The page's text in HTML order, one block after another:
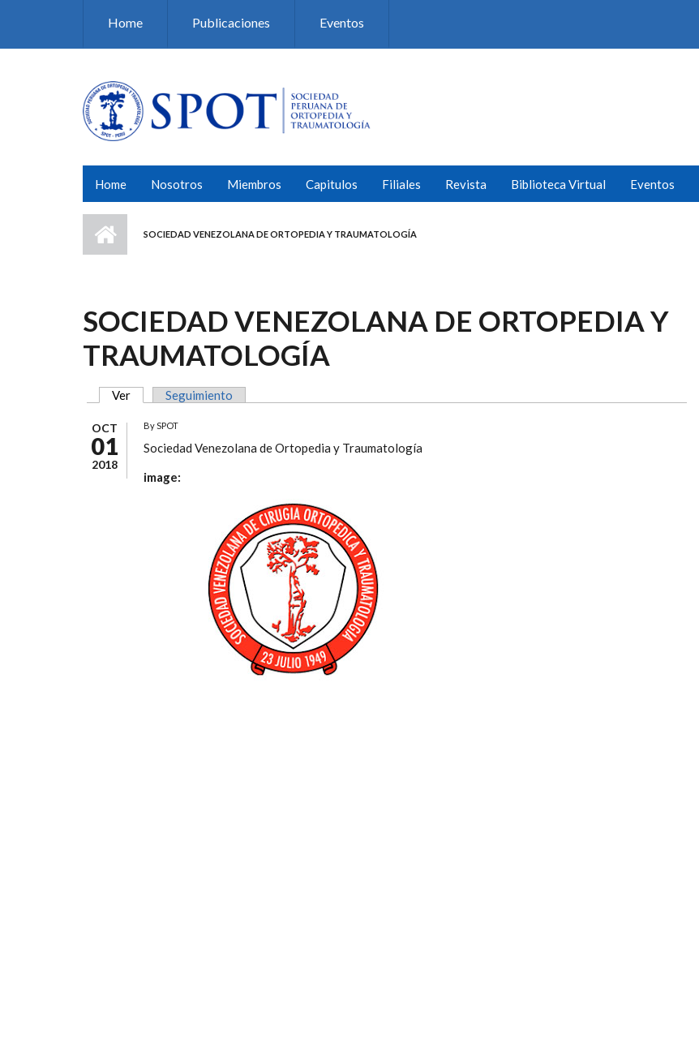
Home Publicaciones Eventos
Home Nosotros Miembros Capitulos Filiales Revista Biblioteca Virtual Eventos
SOCIEDAD VENEZOLANA DE ORTOPEDIA Y TRAUMATOLOGÍA
SOCIEDAD VENEZOLANA DE ORTOPEDIA Y
TRAUMATOLOGÍA
SOLAPAS PRINCIPALES
Ver (solapa activa)
Seguimiento
OCT
01
2018
BySPOT
Sociedad Venezolana de Ortopedia y Traumatología
image: